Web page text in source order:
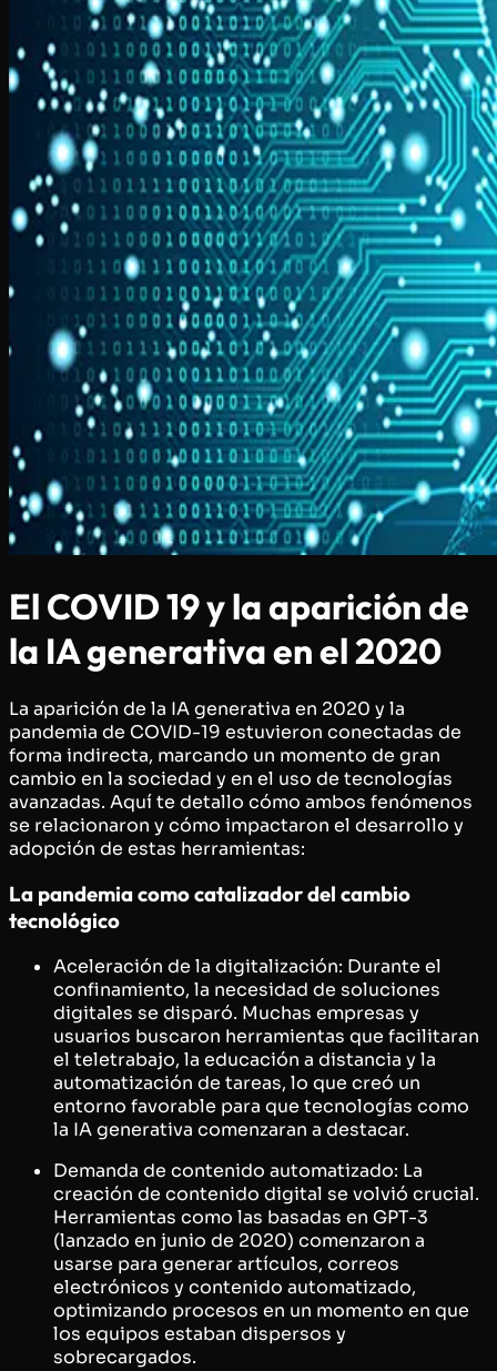
El COVID 19 y la aparición de
la IA generativa en el 2020
La aparición de la IA generativa en 2020 y la
pandemia de COVID-19 estuvieron conectadas de
forma indirecta, marcando un momento de gran
cambio en la sociedad y en el uso de tecnologías
avanzadas. Aquí te detallo cómo ambos fenómenos
se relacionaron y cómo impactaron el desarrollo y
adopción de estas herramientas:
La pandemia como catalizador del cambio
tecnológico
Aceleración de la digitalización: Durante el
confinamiento, la necesidad de soluciones
digitales se disparó. Muchas empresas y
usuarios buscaron herramientas que facilitaran
el teletrabajo, la educación a distancia y la
automatización de tareas, lo que creó un
entorno favorable para que tecnologías como
la IA generativa comenzaran a destacar.
Demanda de contenido automatizado: La
creación de contenido digital se volvió crucial.
Herramientas como las basadas en GPT-3
(lanzado en junio de 2020) comenzaron a
usarse para generar artículos, correos
electrónicos y contenido automatizado,
optimizando procesos en un momento en que
los equipos estaban dispersos y
sobrecargados.